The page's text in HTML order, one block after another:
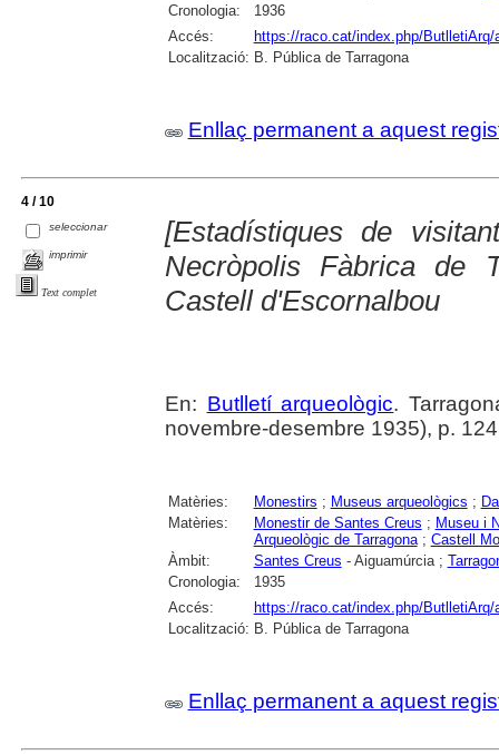
Cronologia:
1936
Accés:
https://raco.cat/index.php/ButlletiArq/
Localització: B. Pública de Tarragona
Enllaç permanent a aquest
4 / 10
seleccionar
imprimir
Text complet
[Estadístiques de
Necròpolis Fàbrica de
Castell d'Escornalbou
En: Butlletí arqueològic.
novembre-desembre 1935), p. 124
Matèries: Monestirs ; Museus arqueològics ;
Matèries:
Monestir de Santes Creus ; Museu i
Arqueològic de Tarragona; Castell
Àmbit:
Santes Creus - Aiguamúrcia ;
Cronologia:
1935
Accés:
https://raco.cat/index.php/ButlletiArq/
Localització: B. Pública de Tarragona
Enllaç permanent a aquest